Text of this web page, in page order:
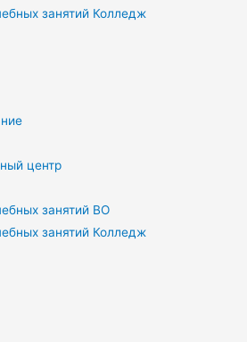
занятий Колледж
центр
занятий ВО
занятий Колледж